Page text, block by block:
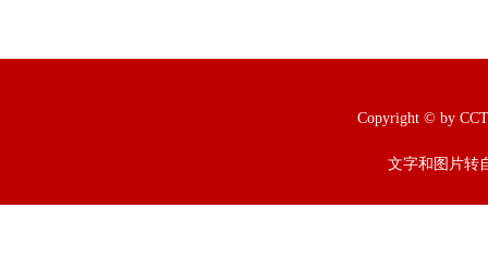
Copyright © by
文字和图片转